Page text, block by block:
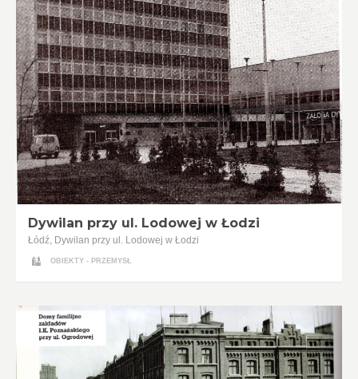
Dywilan przy ul. Lodowej w Łodzi
Łódź, Dywilan przy ul. Lodowej w Łodzi
OBIEKTY - PRZEMYSŁ